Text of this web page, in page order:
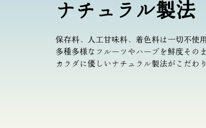
ナチュラル製法
保存料、人工甘味料、着色料は一切不使用
多種多様なフルーツやハーブを鮮度その
カラダに優しいナチュラル製法がこだわり